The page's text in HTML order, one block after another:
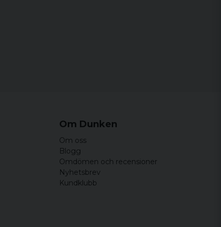
Om Dunken
Om oss
Blogg
Omdömen och recensioner
Nyhetsbrev
Kundklubb